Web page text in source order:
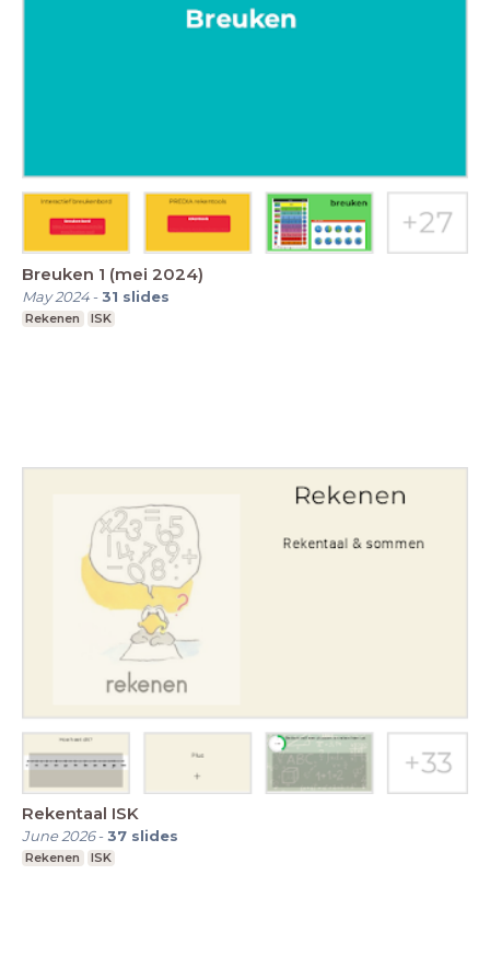
Breuken 1 (mei 2024)
May 2024-31 slides
Rekenen ISK
Rekentaal ISK
June 2026-37 slides
Rekenen ISK